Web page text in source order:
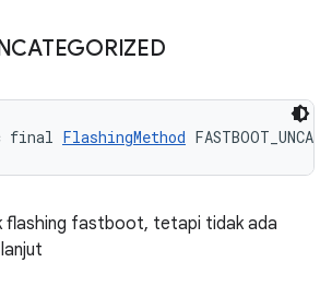
final FlashingMethod
flashing fastboot, tetapi tidak ada